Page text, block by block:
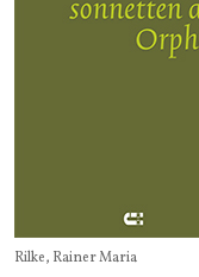
Rilke, Rainer Maria